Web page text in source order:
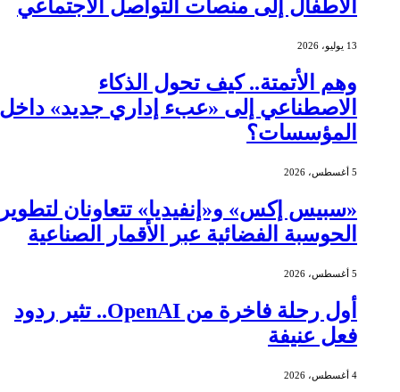
الأطفال إلى منصات التواصل الاجتماعي
13 يوليو، 2026
وهم الأتمتة.. كيف تحول الذكاء
الاصطناعي إلى «عبء إداري جديد» داخل
المؤسسات؟
5 أغسطس، 2026
«سبيس إكس» و«إنفيديا» تتعاونان لتطوير
الحوسبة الفضائية عبر الأقمار الصناعية
5 أغسطس، 2026
أول رحلة فاخرة من OpenAI.. تثير ردود
فعل عنيفة
4 أغسطس، 2026